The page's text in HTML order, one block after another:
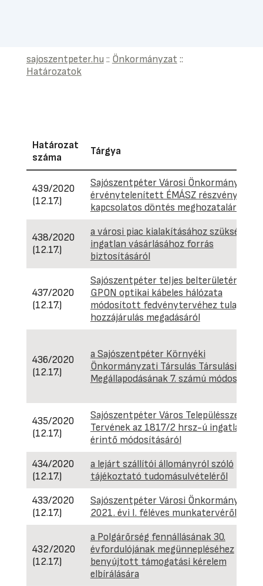
sajoszentpeter.hu:: Önkormányzat ::
Határozatok
Határozat
száma
Tárgya
439/2020
(12.17.)
Sajószentpéter Városi Önkormányzat
érvénytelenített ÉMÁSZ részvényeivel
kapcsolatos döntés meghozatalára
438/2020
(12.17.)
a városi piac kialakításához szükséges
ingatlan vásárlásához forrás
biztosításáról
437/2020
(12.17.)
Sajószentpéter teljes belterületének
GPON optikai kábeles hálózata
módosított fedvénytervéhez
hozzájárulás megadásáról
436/2020
(12.17.)
a Sajószentpéter Környéki
Önkormányzati Társulás Társulási
Megállapodásának 7. számú
435/2020
(12.17.)
Sajószentpéter Város
Tervének az 1817/2 hrsz-ú ingatlant
érintő módosításáról
434/2020
(12.17.)
a lejárt szállítói állományról szóló
tájékoztató tudomásulvételéről
433/2020
(12.17.)
Sajószentpéter Városi Önkormányzat
2021. évi I. féléves munkatervéről
432/2020
(12.17.)
a Polgárőrség fennállásának 30.
évfordulójának megünnepléséhez
benyújtott támogatási kérelem
elbírálására